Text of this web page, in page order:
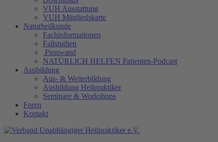
VUH Ausstattung
VUH Mitgliedskarte
Naturheilkunde
Fachinformationen
Fallstudien
Pinnwand
NATÜRLICH HELFEN Patienten-Podcast
Ausbildung
Aus- & Weiterbildung
Ausbildung Heilpraktiker
Seminare & Workshops
Foren
Kontakt